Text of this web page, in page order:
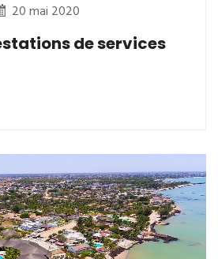
20 mai 2020
de services